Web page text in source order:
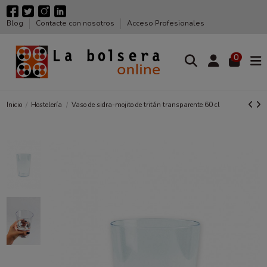
Blog Contacte con nosotros Acceso Profesionales
0
Inicio Hostelería Vaso de sidra-mojito de tritán transparente 60 cl